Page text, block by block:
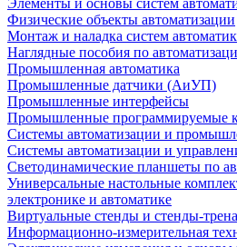
Элементы и основы систем
Физические объекты автоматизации
Монтаж и наладка систем
Наглядные пособия по
Промышленная автоматика
Промышленные датчики (АиУП)
Промышленные интерфейсы
Промышленные программируемые
Системы автоматизации и
Системы автоматизации и
Светодинамические планшеты по
Универсальные настольные
электронике и автоматике
Виртуальные стенды и стенды-
Информационно-измерительная